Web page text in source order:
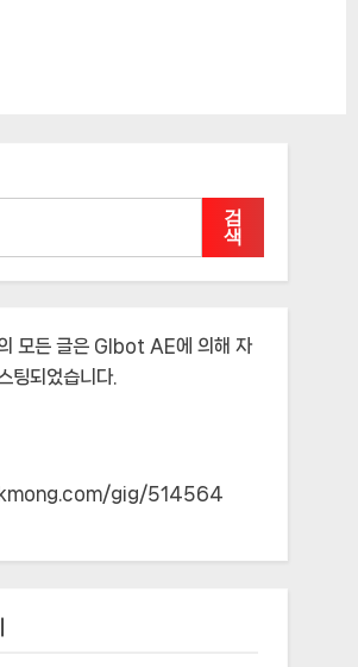
검
색
모든 글은 Glbot AE에 의해 자
팅되었습니다.
gig/514564